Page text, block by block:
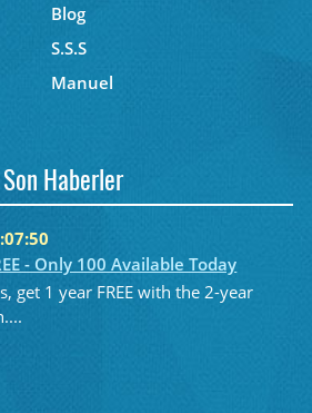
Blog
S.S.S
Manuel
Son Haberler
- Only 100 Available Today
get 1 year FREE with the 2-year